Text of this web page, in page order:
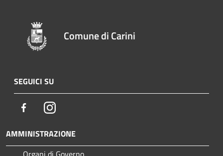
Comune di Carini
SEGUICI SU
FacebookInstagram
AMMINISTRAZIONE